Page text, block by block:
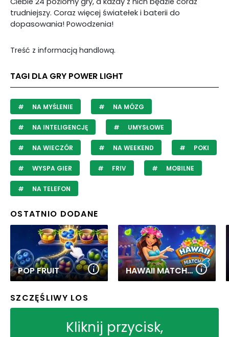
trudniejszy. Coraz więcej światełek i baterii do
dopasowania! Powodzenia!
Treść z informacją handlową.
TAGI DLA GRY POWER LIGHT
NA MYŚLENIE NA MÓZG
NA INTELIGENCJĘ UMYSŁOWE
NA WIECZÓR NA WEEKEND POKI
WYSPA GIER FRIV MOBILNE
NA TELEFON
OSTATNIO DODANE
POP FRUIT HAWAII MATCH 6
SZCZĘŚLIWY LOS
Kliknij przycisk,